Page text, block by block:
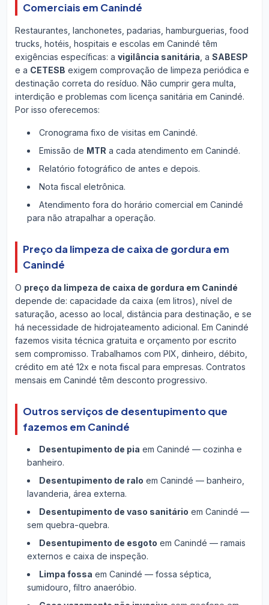
Comerciais em Canindé
Restaurantes, lanchonetes, padarias, hamburguerias, food
trucks, hotéis, hospitais e escolas em Canindé têm
exigências específicas: a vigilância sanitária , a SABESP
e a CETESB exigem comprovação de limpeza periódica e
destinação correta do resíduo. Não cumprir gera multa,
interdição e problemas com licença sanitária em Canindé.
Por isso oferecemos:
Cronograma fixo de visitas em Canindé.
Emissão de MTR a cada atendimento em Canindé.
Relatório fotográfico de antes e depois.
Nota fiscal eletrônica.
Atendimento fora do horário comercial em Canindé
para não atrapalhar a operação.
Preço da limpeza de caixa de gordura em
Canindé
O preço da limpeza de caixa de gordura em Canindé
depende de: capacidade da caixa (em litros), nível de
saturação, acesso ao local, distância para destinação, e se
há necessidade de hidrojateamento adicional. Em Canindé
fazemos visita técnica gratuita e orçamento por escrito
sem compromisso. Trabalhamos com PIX, dinheiro, débito,
crédito em até 12x e nota fiscal para empresas. Contratos
mensais em Canindé têm desconto progressivo.
Outros serviços de desentupimento que
fazemos em Canindé
Desentupimento de pia em Canindé — cozinha e
banheiro.
Desentupimento de ralo em Canindé — banheiro,
lavanderia, área externa.
Desentupimento de vaso sanitário em Canindé —
sem quebra-quebra.
Desentupimento de esgoto em Canindé — ramais
externos e caixa de inspeção.
Limpa fossa em Canindé — fossa séptica,
sumidouro, filtro anaeróbio.